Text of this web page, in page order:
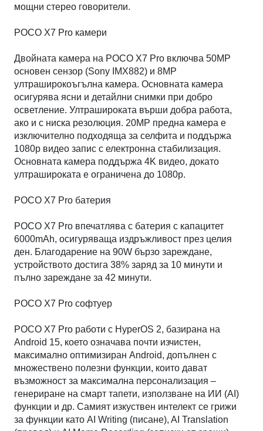
мощни стерео говорители.
POCO X7 Pro камери
Двойната камера на POCO X7 Pro включва 50MP
основен сензор (Sony IMX882) и 8MP
ултраширокоъгълна камера. Основната камера
осигурява ясни и детайлни снимки при добро
осветление. Ултрашироката върши добра работа,
ако и с ниска резолюция. 20MP предна камера е
изключително подходяща за селфита и поддържа
1080p видео запис с електронна стабилизация.
Основната камера поддържа 4K видео, докато
ултрашироката е ограничена до 1080p.
POCO X7 Pro батерия
POCO X7 Pro впечатлява с батерия с капацитет
6000mAh, осигуряваща издръжливост през целия
ден. Благодарение на 90W бързо зареждане,
устройството достига 38% заряд за 10 минути и
пълно зареждане за 42 минути.
POCO X7 Pro софтуер
POCO X7 Pro работи с HyperOS 2, базирана на
Android 15, което означава почти изчистен,
максимално оптимизиран Android, допълнен с
множествено полезни функции, които дават
възможност за максимална персонализация –
генериране на смарт тапети, използване на ИИ (AI)
функции и др. Самият изкуствен интелект се грижи
за функции като AI Writing (писане), AI Translation